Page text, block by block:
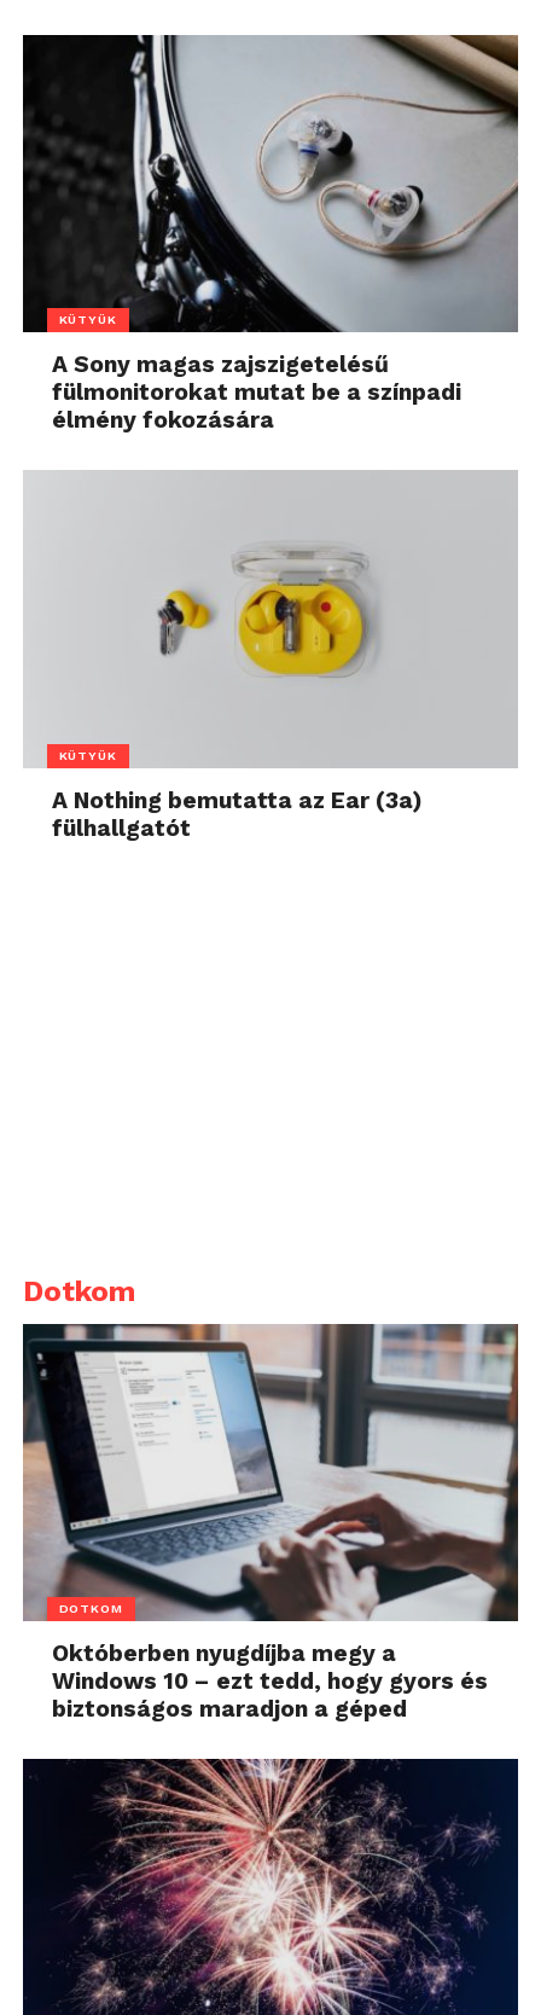
KÜTYÜK
A Sony magas zajszigetelésű
fülmonitorokat mutat be a színpadi
élmény fokozására
KÜTYÜK
A Nothing bemutatta az Ear (3a)
fülhallgatót
Dotkom
DOTKOM
Októberben nyugdíjba megy a
Windows 10 – ezt tedd, hogy gyors és
biztonságos maradjon a géped